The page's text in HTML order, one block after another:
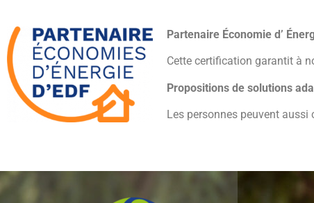
Partenaire Économie d’
Cette certification garantit à
Propositions de solutions
Les personnes peuvent